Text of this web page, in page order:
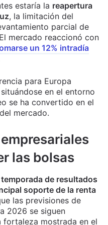
estaría la reapertura
, la limitación del
parcial de
mercado reaccionó con
un 12% intradía
para Europa
en el entorno
se ha convertido en el
mercado.
las bolsas
temporada de resultados
soporte de la renta
las previsiones de
2026 se siguen
fortaleza mostrada en el